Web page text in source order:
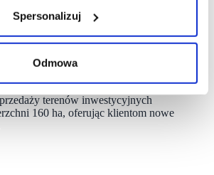
Spersonalizuj
Odmowa
Polandtworzy innowacyjne
o wyjątkowej skali, licznych
zrównoważonego rozwoju.
lokalnym społecznościom
tkanki miejskiej. Firma podejmuje
projektów deweloperskich
terenów inwestycyjnych
160 ha, oferując klientom nowe